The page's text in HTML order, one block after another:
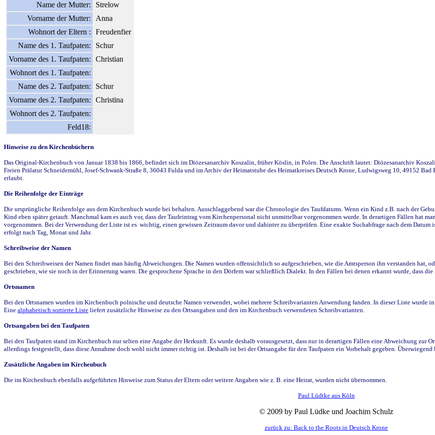
Name der Mutter:
Strelow
Vorname der Mutter:
Anna
Wohnort der Eltern :
Freudenfier
Name des 1. Taufpaten:
Schur
Vorname des 1. Taufpaten:
Christian
Wohnort des 1. Taufpaten:
Name des 2. Taufpaten:
Schur
Vorname des 2. Taufpaten:
Christina
Wohnort des 2. Taufpaten:
Feld18:
Hinweise zu den Kirchenbüchern
Das Original-Kirchenbuch von Januar 1838 bis 1866, befindet sich im Diözesanarchiv Koszalin, früher Köslin, in Polen. Die Anschrift lautet: Diözesanarchiv
Freien Prälatur Schneidemühl, Josef-Schwank-Straße 8, 36043 Fulda und im Archiv der Heimatstube des Heimatkreises Deutsch Krone, Ludwigsweg 10, 49152
erlaubt.
Die Reihenfolge der Einträge
Die ursprüngliche Reihenfolge aus dem Kirchenbuch wurde bei behalten. Ausschlaggebend war die Chronologie des Taufdatums. Wenn ein Kind z.B. nach der
Kind eben später getauft. Manchmal kam es auch vor, dass der Taufeintrag vom Kirchenpersonal nicht unmittelbar vorgenommen wurde. In derartigen Fällen hat
vorgenommen. Bei der Verwendung der Liste ist es wichtig, einen gewissen Zeitraum davor und dahinter zu überprüfen. Eine exakte Suchabfrage nach dem
erfolgt nach Tag, Monat und Jahr.
Schreibweise der Namen
Bei den Schreibweisen der Namen findet man häufig Abweichungen. Die Namen wurden offensichtlich so aufgeschrieben, wie die Amtsperson ihn verstanden hat,
geschrieben, wie sie noch in der Erinnerung waren. Die gesprochene Sprache in den Dörfern war schließlich Dialekt. In den Fällen bei denen erkannt wurde, dass
Ortsnamen
Bei den Ortsnamen wurden im Kirchenbuch polnische und deutsche Namen verwendet, wobei mehrere Schreibvarianten Anwendung fanden. In dieser Liste wurde
Eine alphabetisch sortierte Liste liefert zusätzliche Hinweise zu den Ortsangaben und den im Kirchenbuch verwendeten Schreibvarianten.
Ortsangaben bei den Taufpaten
Bei den Taufpaten stand im Kirchenbuch nur selten eine Angabe der Herkunft. Es wurde deshalb vorausgesetzt, dass nur in derartigen Fällen eine Abweichung zur
allerdings festgestellt, dass diese Annahme doch wohl nicht immer richtig ist. Deshalb ist bei der Ortsangabe für den Taufpaten ein Vorbehalt gegeben.
Zusätzliche Angaben im Kirchenbuch
Die im Kirchenbuch ebenfalls aufgeführten Hinweise zum Status der Eltern oder weitere Angaben wie z. B. eine Heirat, wurden nicht übernommen.
Paul Lüdtke aus Köln
© 2009 by Paul Lüdke und Joachim Schulz
zurück zu: Back to the Roots in Deutsch Krone